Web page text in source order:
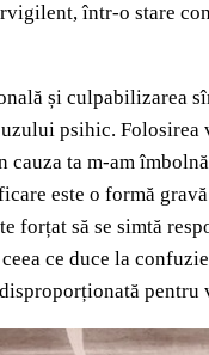
într-o stare
și culpabilizarea
psihic.
cauza ta m-am
este o formă
forțat să se simtă
ce duce la
pentru